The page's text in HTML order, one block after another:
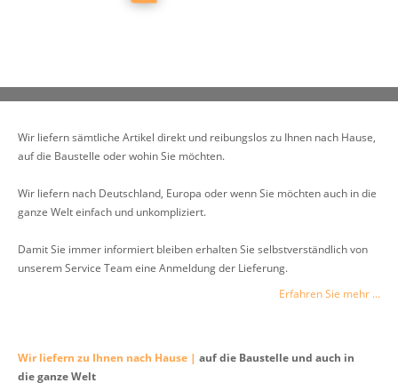
Wir liefern sämtliche Artikel direkt und reibungslos zu Ihnen nach Hause,
auf die Baustelle oder wohin Sie möchten.
Wir liefern nach Deutschland, Europa oder wenn Sie möchten auch in die
ganze Welt einfach und unkompliziert.
Damit Sie immer informiert bleiben erhalten Sie selbstverständlich von
unserem Service Team eine Anmeldung der Lieferung.
Erfahren Sie mehr ...
Wir liefern zu Ihnen nach Hause | auf die Baustelle und auch in
die ganze Welt